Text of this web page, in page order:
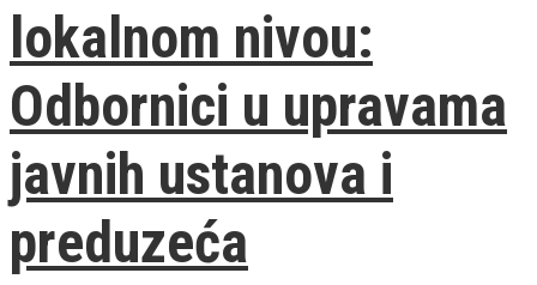
lokalnom nivou:
Odbornici u upravama
javnih ustanova i
preduzeća